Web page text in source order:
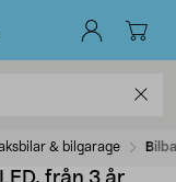
& bilgarage